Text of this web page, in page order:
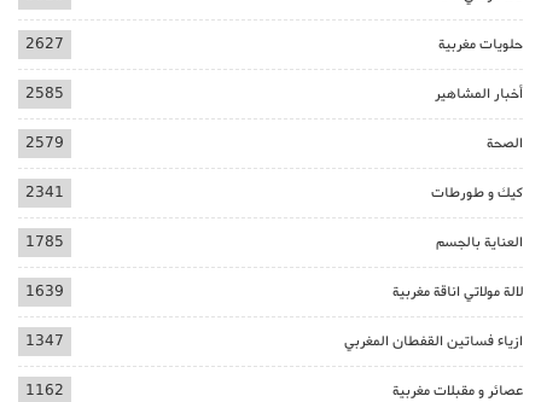
حلويات مغربية 2627
أخبار المشاهير 2585
الصحة 2579
كيك و طورطات 2341
العناية بالجسم 1785
لالة مولاتي اناقة مغربية 1639
ازياء فساتين القفطان المغربي 1347
عصائر و مقبلات مغربية 1162